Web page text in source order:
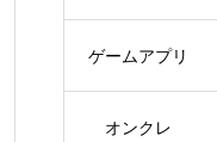
ゲームアプリ
オンクレ